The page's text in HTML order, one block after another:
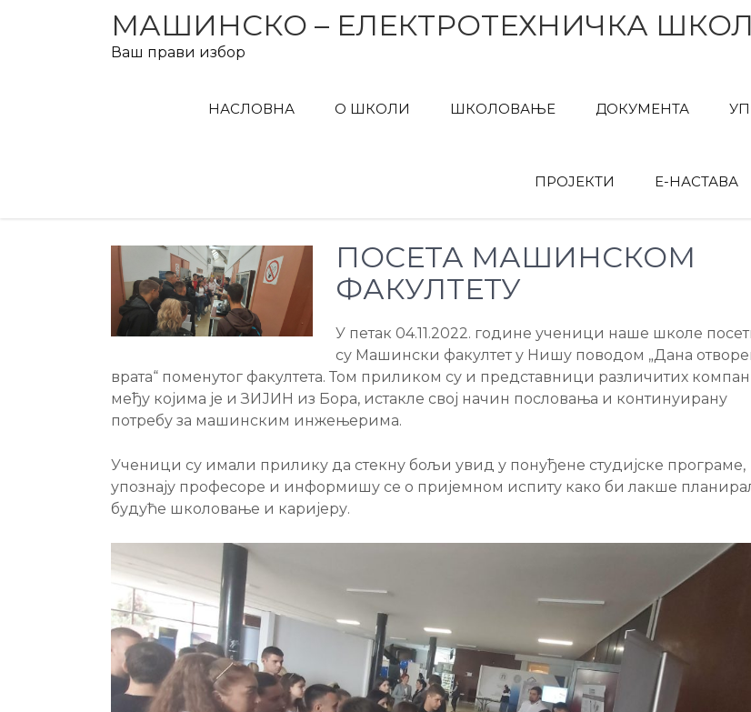
МАШИНСКО – ЕЛЕКТРОТЕХНИЧКА
Ваш прави избор
НАСЛОВНА О ШКОЛИ ШКОЛОВАЊЕ ДОКУМЕНТА
ПРОЈЕКТИ Е-НАСТАВА
ПОСЕТА МАШИНСКОМ
ФАКУЛТЕТУ
У петак 04.11.2022. године ученици наше школе
су Машински факултет у Нишу поводом „Дана
врата“ поменутог факултета. Том приликом су и представници различитих
међу којима је и ЗИЈИН из Бора, истакле свој начин пословања и континуирану
потребу за машинским инжењерима.
Ученици су имали прилику да стекну бољи увид у понуђене студијске програме,
упознају професоре и информишу се о пријемном испиту како би лакше
будуће школовање и каријеру.